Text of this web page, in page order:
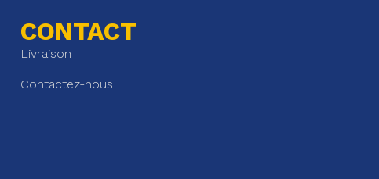
CONTACT
Livraison
Contactez-nous